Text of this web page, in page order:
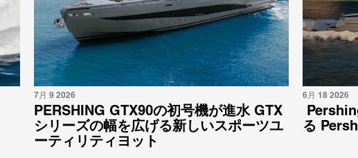
7月 9 2026
PERSHING GTX90の初号機が進水 GTX
シリーズの幅を広げる新しいスポーツユ
ーティリティヨット
6月 18 2026
る